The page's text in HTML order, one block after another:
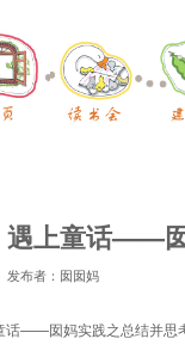
遇上童话——
发布者：囡囡妈
话——囡妈实践之总结并思